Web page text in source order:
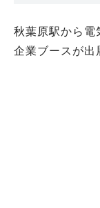
秋葉原駅から電
企業ブースが出